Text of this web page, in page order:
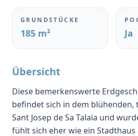
GRUNDSTÜCKE
185 m² Ja
Übersicht
Diese bemerkenswerte
befindet sich in dem
Sant Josep de Sa Talaia und
fühlt sich eher wie ein Stadthaus